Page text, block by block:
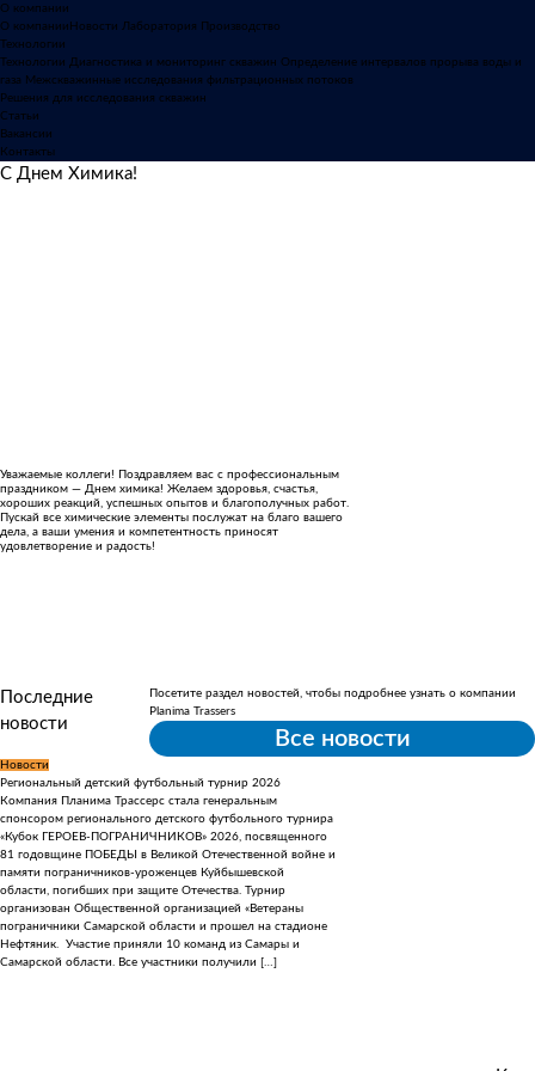
О компании
О компании Новости Лаборатория Производство
Технологии
Технологии Диагностика и мониторинг скважин Определение интервалов прорыва воды и
газа Межскважинные исследования фильтрационных потоков
Решения для исследования скважин
Статьи
Вакансии
Контакты
С Днем Химика!
Уважаемые коллеги! Поздравляем вас с профессиональным
праздником — Днем химика! Желаем здоровья, счастья,
хороших реакций, успешных опытов и благополучных работ.
Пускай все химические элементы послужат на благо вашего
дела, а ваши умения и компетентность приносят
удовлетворение и радость!
Последние
новости
Посетите раздел новостей, чтобы подробнее узнать о компании
Planima Trassers
Все новости
Новости
Региональный детский футбольный турнир 2026
Компания Планима Трассерс стала генеральным
спонсором регионального детского футбольного турнира
«Кубок ГЕРОЕВ-ПОГРАНИЧНИКОВ» 2026, посвященного
81 годовщине ПОБЕДЫ в Великой Отечественной войне и
памяти пограничников-уроженцев Куйбышевской
области, погибших при защите Отечества. Турнир
организован Общественной организацией «Ветераны
пограничники Самарской области и прошел на стадионе
Нефтяник. Участие приняли 10 команд из Самары и
Самарской области. Все участники получили […]